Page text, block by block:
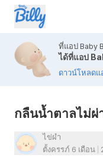
ที่แอป Baby
ได้ที่แอป
ดาวน์โหลดแ
กลืนน้ำตาลไม่ผ่
ไข่ผำ
ตั้งครรภ์ 6 เดือน